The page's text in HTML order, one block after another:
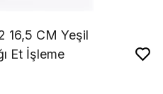
16,5 CM Yeşil
Et İşleme